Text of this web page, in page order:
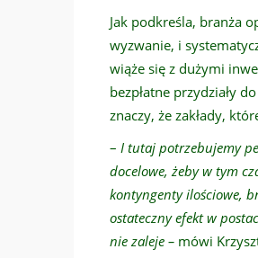
Jak podkreśla, branża
wyzwanie, i
wiąże się z dużymi
bezpłatne przydziały
znaczy, że zakłady,
– I tutaj potrzebujemy
docelowe, żeby w tym
kontyngenty ilościowe,
ostateczny efekt w
nie zaleje – mówi